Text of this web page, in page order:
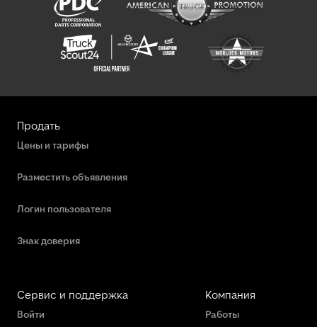
Продать
Цены и тарифы
Разместить объявления
Логин пользователя
Знак доверия
Сервис и поддержка
Войти
Компания
Работы